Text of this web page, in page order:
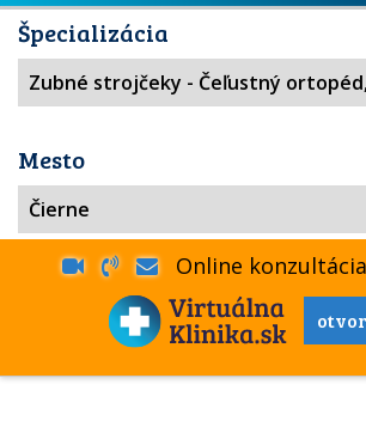
Špecializácia
Mesto
Online